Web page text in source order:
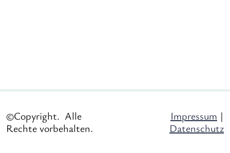
©Copyright. Alle
Rechte vorbehalten.
Impressum |
Datenschutz